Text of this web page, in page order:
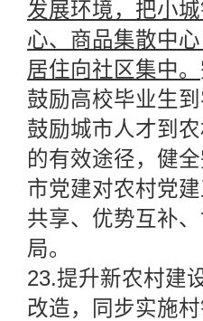
发展环境，把小
心、商品集散中
居住向社区集中。
鼓励高校毕业生
鼓励城市人才到
的有效途径，健
市党建对农村党
共享、优势互补
局。
23.提升新农村建
改造，同步实施